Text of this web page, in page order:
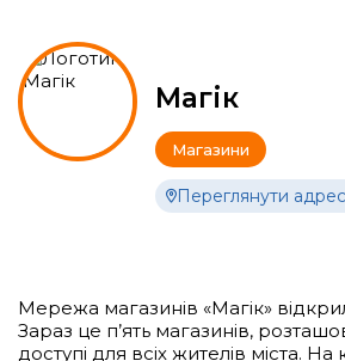
Магік
Магазини
Переглянути
Мережа магазинів «Магік»
Зараз це п’ять магазинів,
доступі для всіх жителів міста.